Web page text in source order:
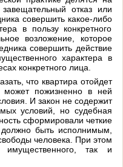
отказ или
совершить какое-либо
в пользу конкретного
возложение, которое
совершить действие
характера в
конкретного лица.
что квартира отойдет
пожизненно в ней
И закон не содержит
условий, но судебная
сформировали четкие
быть исполнимым,
человека. При этом
так и